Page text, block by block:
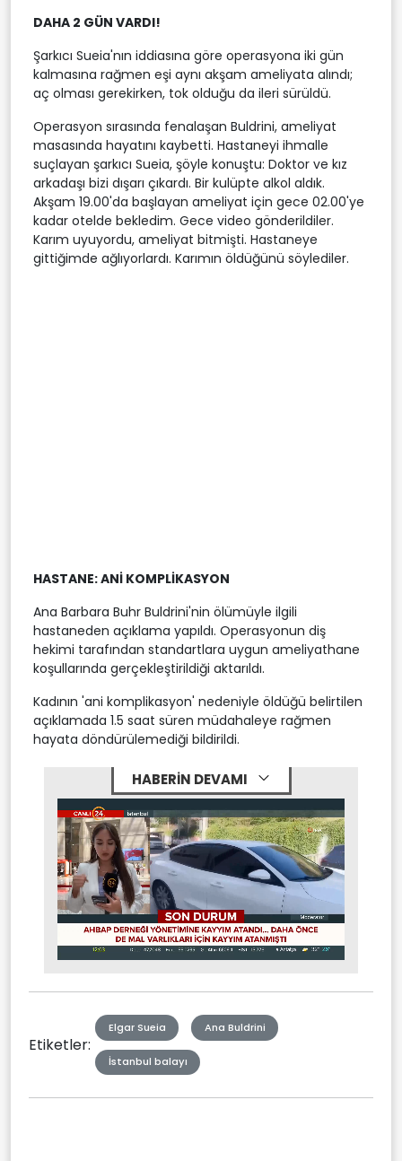
DAHA 2 GÜN VARDI!
Şarkıcı Sueia'nın iddiasına göre operasyona iki gün
kalmasına rağmen eşi aynı akşam ameliyata alındı;
aç olması gerekirken, tok olduğu da ileri sürüldü.
Operasyon sırasında fenalaşan Buldrini, ameliyat
masasında hayatını kaybetti. Hastaneyi ihmalle
suçlayan şarkıcı Sueia, şöyle konuştu: Doktor ve kız
arkadaşı bizi dışarı çıkardı. Bir kulüpte alkol aldık.
Akşam 19.00'da başlayan ameliyat için gece 02.00'ye
kadar otelde bekledim. Gece video gönderildiler.
Karım uyuyordu, ameliyat bitmişti. Hastaneye
gittiğimde ağlıyorlardı. Karımın öldüğünü söylediler.
HASTANE: ANİ KOMPLİKASYON
Ana Barbara Buhr Buldrini'nin ölümüyle ilgili
hastaneden açıklama yapıldı. Operasyonun diş
hekimi tarafından standartlara uygun ameliyathane
koşullarında gerçekleştirildiği aktarıldı.
Kadının 'ani komplikasyon' nedeniyle öldüğü belirtilen
açıklamada 1.5 saat süren müdahaleye rağmen
hayata döndürülemediği bildirildi.
HABERİN DEVAMI
Mute Stream
Etiketler:
Elgar Sueia Ana Buldrini
İstanbul balayı